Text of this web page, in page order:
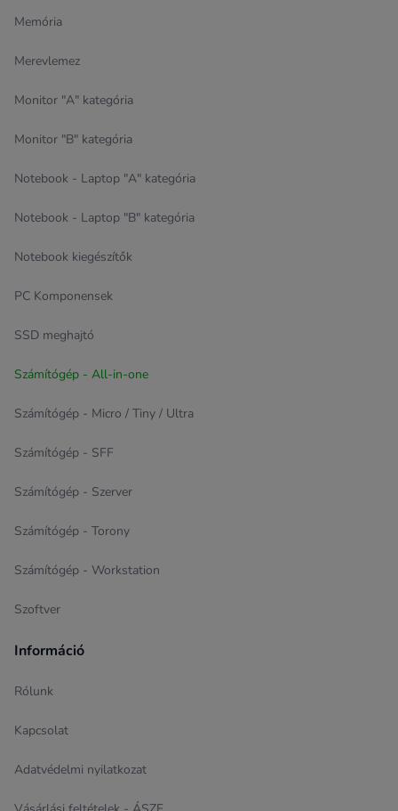
Memória
Merevlemez
Monitor "A" kategória
Monitor "B" kategória
Notebook - Laptop "A" kategória
Notebook - Laptop "B" kategória
Notebook kiegészítők
PC Komponensek
SSD meghajtó
Számítógép - All-in-one
Számítógép - Micro / Tiny / Ultra
Számítógép - SFF
Számítógép - Szerver
Számítógép - Torony
Számítógép - Workstation
Szoftver
Információ
Rólunk
Kapcsolat
Adatvédelmi nyilatkozat